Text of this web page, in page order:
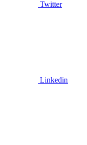
Twitter
Linkedin